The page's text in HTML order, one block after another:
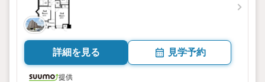
詳細を見る 見学予約
提供